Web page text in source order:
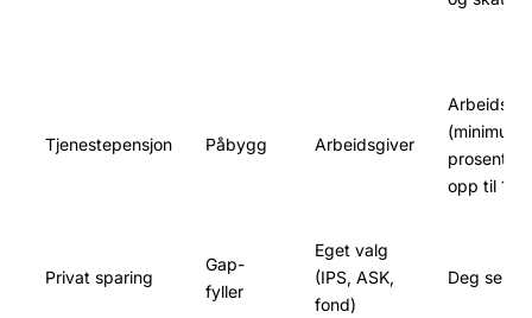
Tjenestepensjon Påbygg Arbeidsgiver
(minimum
prosent
opp til 12
Privat sparing
Gap-
fyller
Eget valg
(IPS, ASK,
fond)
Deg selv